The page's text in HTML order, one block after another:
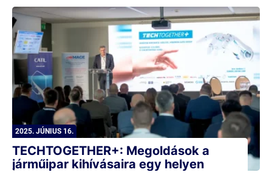
2025. JÚNIUS 16.
TECHTOGETHER+: Megoldások a
járműipar kihívásaira egy helyen